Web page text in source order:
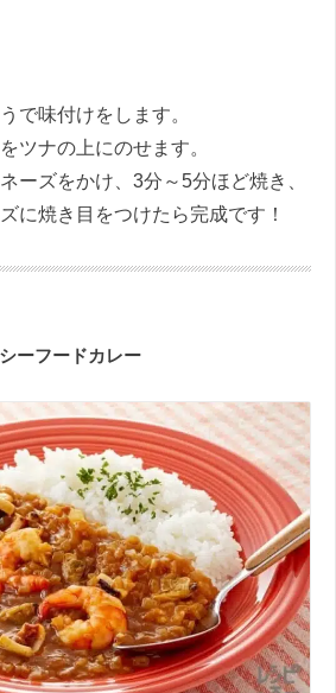
で味付けをします。
ツナの上にのせます。
ーズをかけ、 3分～5分ほど焼き、
に焼き目をつけたら完成です！
ーフードカレー